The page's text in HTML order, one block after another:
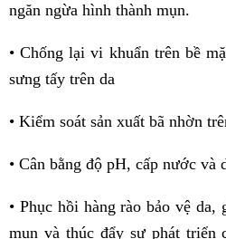
ngăn ngừa hình thành mụn.
• Chống lại vi khuẩn trên bề
sưng tấy trên da
• Kiểm soát sản xuất bã nhờn
• Cân bằng độ pH, cấp nước và
• Phục hồi hàng rào bảo vệ da,
mụn và thúc đẩy sự phát triển